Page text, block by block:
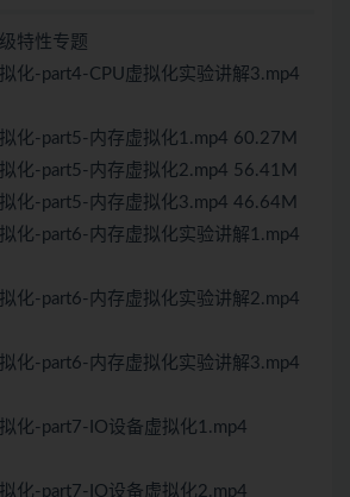
特性专题
化-part4-CPU虚拟化实验讲解3.mp4
化-part5-内存虚拟化1.mp4 60.27M
化-part5-内存虚拟化2.mp4 56.41M
化-part5-内存虚拟化3.mp4 46.64M
化-part6-内存虚拟化实验讲解1.mp4
化-part6-内存虚拟化实验讲解2.mp4
化-part6-内存虚拟化实验讲解3.mp4
化-part7-IO设备虚拟化1.mp4
化-part7-IO设备虚拟化2.mp4